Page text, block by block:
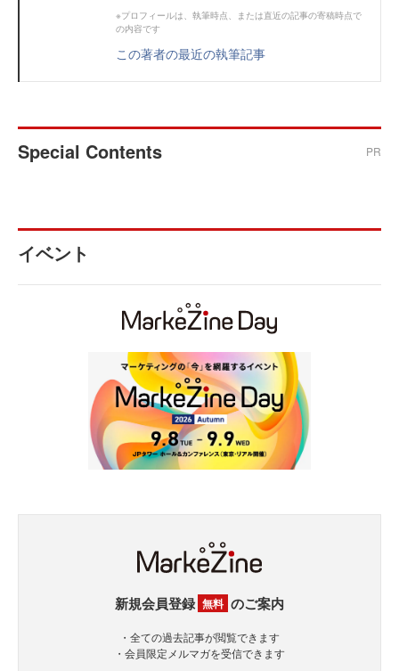
※プロフィールは、執筆時点、または直近の記事の寄稿時点で
の内容です
この著者の最近の執筆記事
Special Contents PR
イベント
新規会員登録 無料 のご案内
・全ての過去記事が閲覧できます
・会員限定メルマガを受信できます